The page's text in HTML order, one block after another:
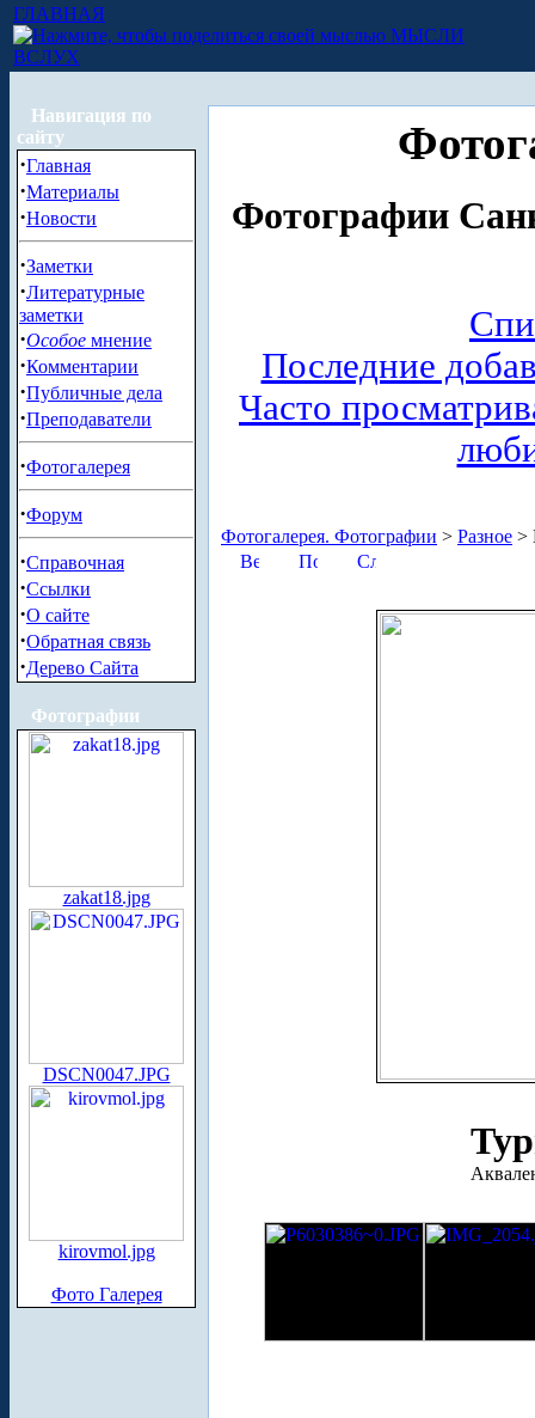
ГЛАВНАЯ
МЫСЛИ
ВСЛУХ
Навигация по
сайту
·Главная
·Материалы
·Новости
·Заметки
·Литературные
заметки
·Особое мнение
·Комментарии
·Публичные дела
·Преподаватели
·Фотогалерея
·Форум
·Справочная
·Ссылки
·О сайте
·Обратная связь
·Дерево Сайта
Фотографии
zakat18.jpg
DSCN0047.JPG
kirovmol.jpg
Фото Галерея
Фотографии
Последние
Часто
Фотогалерея. Фотографии > Разное >